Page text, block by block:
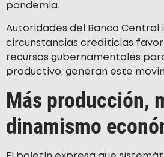
pandemia.
Autoridades del Banco Central
circunstancias crediticias
recursos gubernamentales
productivo, generan este
Más producción,
dinamismo